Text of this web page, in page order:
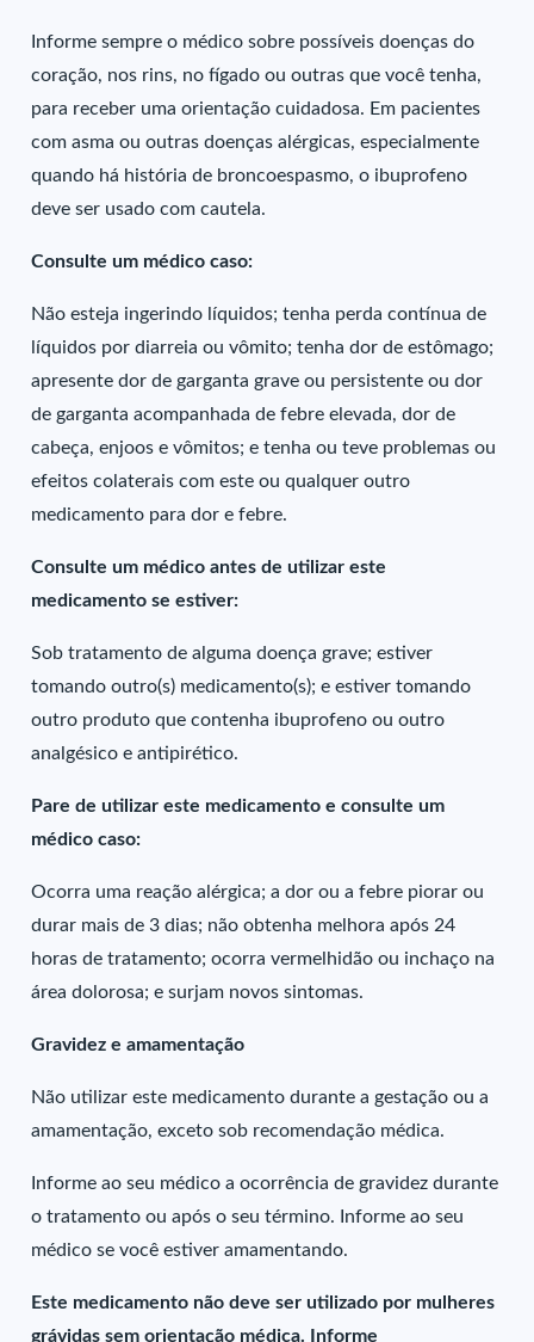
Informe sempre o médico sobre possíveis doenças do
coração, nos rins, no fígado ou outras que você tenha,
para receber uma orientação cuidadosa. Em pacientes
com asma ou outras doenças alérgicas, especialmente
quando há história de broncoespasmo, o ibuprofeno
deve ser usado com cautela.
Consulte um médico caso:
Não esteja ingerindo líquidos; tenha perda contínua de
líquidos por diarreia ou vômito; tenha dor de estômago;
apresente dor de garganta grave ou persistente ou dor
de garganta acompanhada de febre elevada, dor de
cabeça, enjoos e vômitos; e tenha ou teve problemas ou
efeitos colaterais com este ou qualquer outro
medicamento para dor e febre.
Consulte um médico antes de utilizar este
medicamento se estiver:
Sob tratamento de alguma doença grave; estiver
tomando outro(s) medicamento(s); e estiver tomando
outro produto que contenha ibuprofeno ou outro
analgésico e antipirético.
Pare de utilizar este medicamento e consulte um
médico caso:
Ocorra uma reação alérgica; a dor ou a febre piorar ou
durar mais de 3 dias; não obtenha melhora após 24
horas de tratamento; ocorra vermelhidão ou inchaço na
área dolorosa; e surjam novos sintomas.
Gravidez e amamentação
Não utilizar este medicamento durante a gestação ou a
amamentação, exceto sob recomendação médica.
Informe ao seu médico a ocorrência de gravidez durante
o tratamento ou após o seu término. Informe ao seu
médico se você estiver amamentando.
Este medicamento não deve ser utilizado por mulheres
grávidas sem orientação médica. Informe